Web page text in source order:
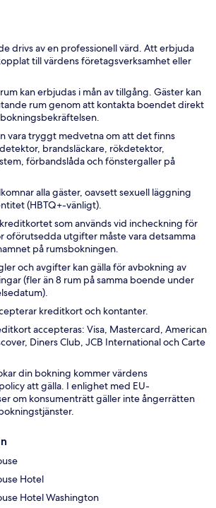
drivs av en professionell värd. Att erbjuda
till värdens företagsverksamhet eller
kan erbjudas i mån av tillgång. Gäster kan
rum genom att kontakta boendet direkt
vara tryggt medvetna om att det finns
brandsläckare, rökdetektor,
förbandslåda och fönstergaller på
alla gäster, oavsett sexuell läggning
(HBTQ+-vänligt).
som används vid incheckning för
oförutsedda utgifter måste vara detsamma
på rumsbokningen.
och avgifter kan gälla för avbokning av
(fler än 8 rum på samma boende under
kreditkort och kontanter.
accepteras: Visa, Mastercard, American
Diners Club, JCB International och Carte
din bokning kommer värdens
att gälla. I enlighet med EU-
om konsumenträtt gäller inte ångerrätten
Hotel
Hotel Washington